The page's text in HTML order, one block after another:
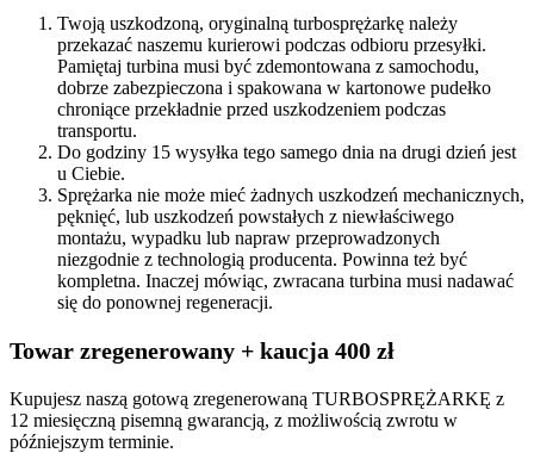
Twoją uszkodzoną, oryginalną turbosprężarkę należy
przekazać naszemu kurierowi podczas odbioru przesyłki.
Pamiętaj turbina musi być zdemontowana z samochodu,
dobrze zabezpieczona i spakowana w kartonowe pudełko
chroniące przekładnie przed uszkodzeniem podczas
transportu.
Do godziny 15 wysyłka tego samego dnia na drugi dzień jest
u Ciebie.
Sprężarka nie może mieć żadnych uszkodzeń mechanicznych,
pęknięć, lub uszkodzeń powstałych z niewłaściwego
montażu, wypadku lub napraw przeprowadzonych
niezgodnie z technologią producenta. Powinna też być
kompletna. Inaczej mówiąc, zwracana turbina musi nadawać
się do ponownej regeneracji.
Towar zregenerowany + kaucja 400 zł
Kupujesz naszą gotową zregenerowaną TURBOSPRĘŻARKĘ z
12 miesięczną pisemną gwarancją, z możliwością zwrotu w
późniejszym terminie.